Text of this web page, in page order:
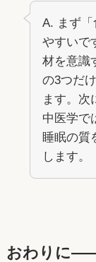
A. まず
やすいで
材を意識
の3つだ
ます。次
中医学で
睡眠の質
します。
おわりに